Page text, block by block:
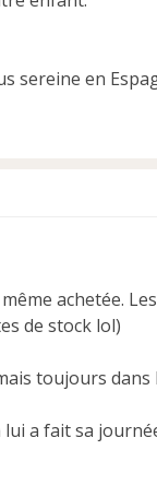
sereine en
achetée.
de stock lol)
toujours
a fait sa